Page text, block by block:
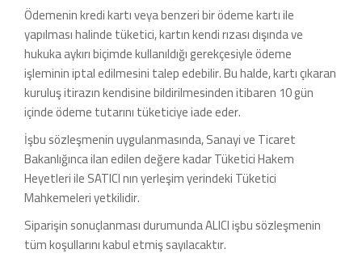
Ödemenin kredi kartı veya benzeri bir ödeme kartı ile
yapılması halinde tüketici, kartın kendi rızası dışında ve
hukuka aykırı biçimde kullanıldığı gerekçesiyle ödeme
işleminin iptal edilmesini talep edebilir. Bu halde, kartı çıkaran
kuruluş itirazın kendisine bildirilmesinden itibaren 10 gün
içinde ödeme tutarını tüketiciye iade eder.
İşbu sözleşmenin uygulanmasında, Sanayi ve Ticaret
Bakanlığınca ilan edilen değere kadar Tüketici Hakem
Heyetleri ile SATICI nın yerleşim yerindeki Tüketici
Mahkemeleri yetkilidir.
Siparişin sonuçlanması durumunda ALICI işbu sözleşmenin
tüm koşullarını kabul etmiş sayılacaktır.